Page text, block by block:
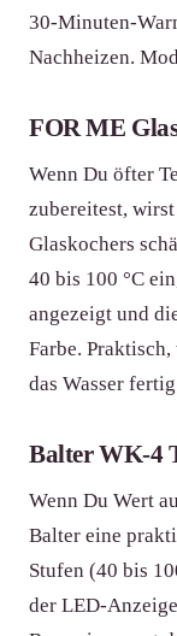
30-Minuten-
Nachheizen.
FOR ME
Wenn Du öfter
zubereitest,
Glaskochers
40 bis 100 °C
angezeigt und
Farbe.
das Wasser
Balter WK-4
Wenn Du Wert
Balter eine
Stufen (40 bis
der LED-